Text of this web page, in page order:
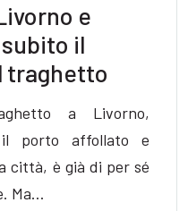
e
il
traghetto
a Livorno,
il porto affollato e
città, è già di per sé
Ma…